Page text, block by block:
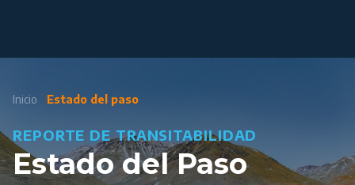
Inicio Estado del paso
REPORTE DE TRANSITABILIDAD
Estado del Paso